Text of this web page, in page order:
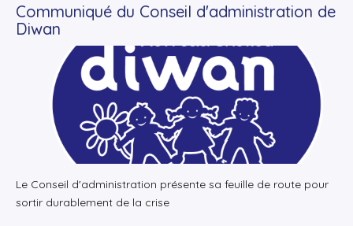
Communiqué du Conseil d'administration de
Diwan
+ Lire la suite
Le Conseil d'administration présente sa feuille de route pour
sortir durablement de la crise